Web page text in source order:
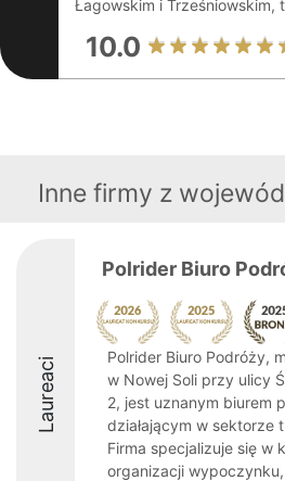
Łagowskim i Trześniowskim,
10.0
Inne firmy z
Laureaci
Polrider Biuro
Polrider Biuro Podróży,
w Nowej Soli przy ulicy
2, jest uznanym biurem
działającym w sektorze
Firma specjalizuje się w
organizacji